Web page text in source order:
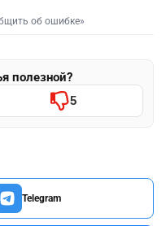
об ошибке»
полезной?
5
Telegram